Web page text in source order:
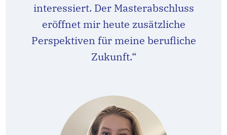
interessiert. Der Masterabschluss
eröffnet mir heute zusätzliche
Perspektiven für meine berufliche
Zukunft.“